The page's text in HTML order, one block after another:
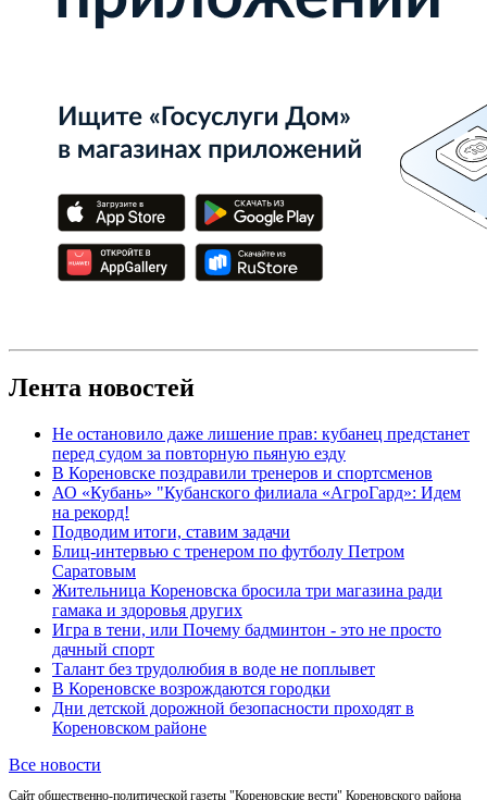
Лента новостей
Не остановило даже лишение прав: кубанец предстанет
перед судом за повторную пьяную езду
В Кореновске поздравили тренеров и спортсменов
АО «Кубань» "Кубанского филиала «АгроГард»: Идем
на рекорд!
Подводим итоги, ставим задачи
Блиц-интервью с тренером по футболу Петром
Саратовым
Жительница Кореновска бросила три магазина ради
гамака и здоровья других
Игра в тени, или Почему бадминтон - это не просто
дачный спорт
Талант без трудолюбия в воде не поплывет
В Кореновске возрождаются городки
Дни детской дорожной безопасности проходят в
Кореновском районе
Все новости
Сайт общественно-политической газеты "Кореновские вести" Кореновского района